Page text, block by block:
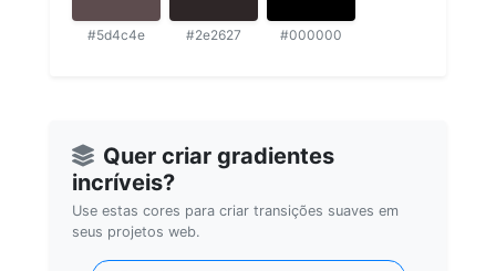
#5d4c4e #2e2627 #000000
Quer criar gradientes
incríveis?
Use estas cores para criar transições suaves em
seus projetos web.